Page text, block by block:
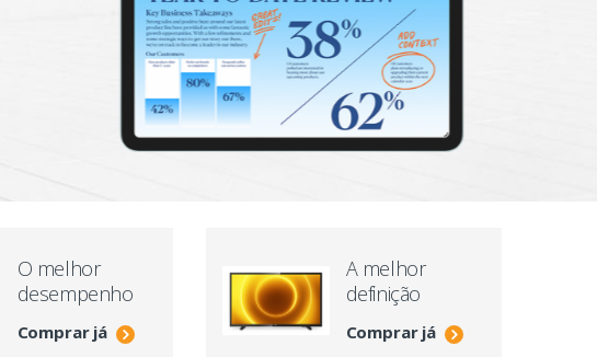
O melhor
desempenho
Comprar já
A melhor
definição
Comprar já